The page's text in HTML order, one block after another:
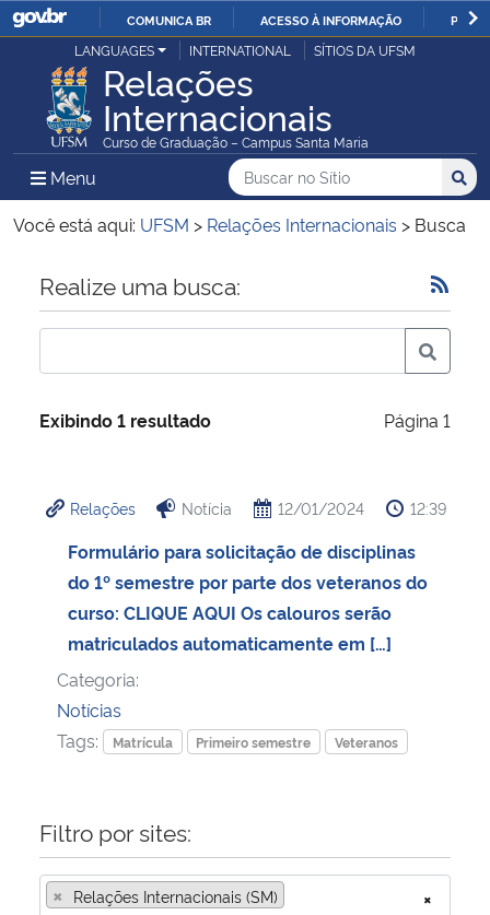
IR
PARA
O
CONTEÚDO
COMUNICA BR ACESSO À INFORMAÇÃO
Ministério da Justiça e Segurança Pública
Ministério da Defesa
Ministério das Relações Exteriores
Ministério da Economia
Ministério da Infraestrutura
Ministério da Cidadania
Ministério de Minas e Energia
Ministério da Ciência, Tecnologia, Inovações e Comunicações
Ministério do Meio Ambiente
Ministério do Desenvolvimento Regional
LANGUAGES INTERNATIONAL SÍTIOS DA UFSM
Relações
Internacionais
Curso de Graduação – Campus Santa Maria
Menu Menu Principal do Sítio
Busca
Buscar no no Sítio
Busca:
Você está aqui: UFSM > Relações Internacionais > Busca
Início do conteúdo
Realize uma busca:
Exibindo 1 resultado Página 1
Relações Notícia 12/01/2024 12:39
Formulário para solicitação de disciplinas
do 1º semestre por parte dos veteranos do
curso: CLIQUE AQUI Os calouros serão
matriculados automaticamente em […]
Categoria:
Notícias
Tags:
Matrícula Primeiro semestre Veteranos
Filtro por sites:
×
× Relações Internacionais (SM)